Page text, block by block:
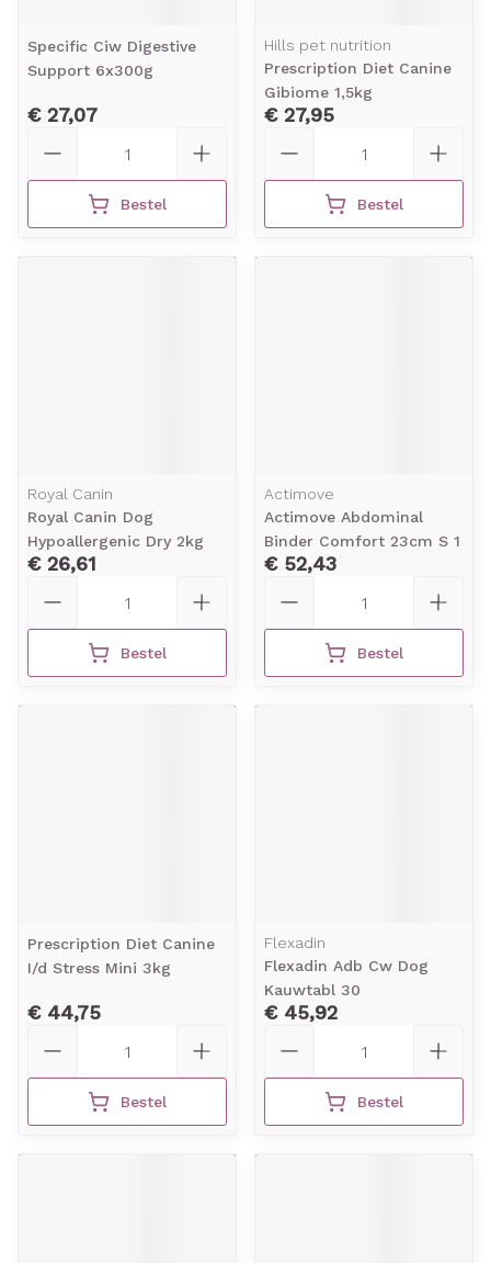
Specific Ciw Digestive
Support 6x300g
€ 27,07
Bestel
Hills pet nutrition
Prescription Diet Canine
Gibiome 1,5kg
€ 27,95
Bestel
Royal Canin
Royal Canin Dog
Hypoallergenic Dry 2kg
€ 26,61
Bestel
Actimove
Actimove Abdominal
Binder Comfort 23cm S 1
€ 52,43
Bestel
Prescription Diet Canine
I/d Stress Mini 3kg
€ 44,75
Bestel
Flexadin
Flexadin Adb Cw Dog
Kauwtabl 30
€ 45,92
Bestel